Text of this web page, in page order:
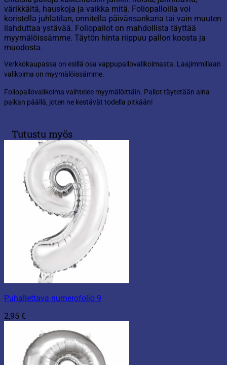
värikkäitä, hauskoja ja vaikka mitä. Foliopalloilla voi
koristella juhlatilan, onnitella päivänsankaria tai vain muuten
ilahduttaa ystävää. Foliopallot on mahdollista täyttää
myymälöissämme. Täytön hinta riippuu pallon koosta ja
muodosta.
Verkkokaupassa on esillä osa vappupallovalikoimasta. Laajimmillaan
valikoima on myymälöissämme.
Foliopallovalikoima vaihtelee myymälöittäin. Pallot täytetään aina
paikan päällä, joten ne kestävät todella pitkään!
Tutustu myös
Puhallettava numerofolio 9
2,95 €